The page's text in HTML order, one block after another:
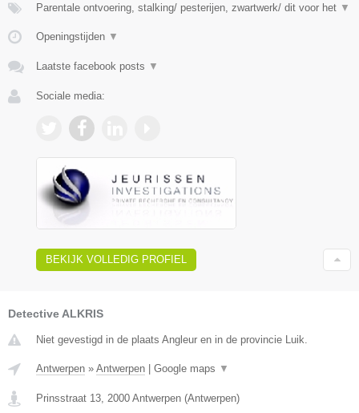
Parentale ontvoering, stalking/ pesterijen, zwartwerk/ dit voor het ▼
Openingstijden ▼
Laatste facebook posts ▼
Sociale media:
BEKIJK VOLLEDIG PROFIEL
Detective ALKRIS
Niet gevestigd in de plaats Angleur en in de provincie Luik.
Antwerpen » Antwerpen Google maps ▼
Prinsstraat 13 2000 Antwerpen (Antwerpen)